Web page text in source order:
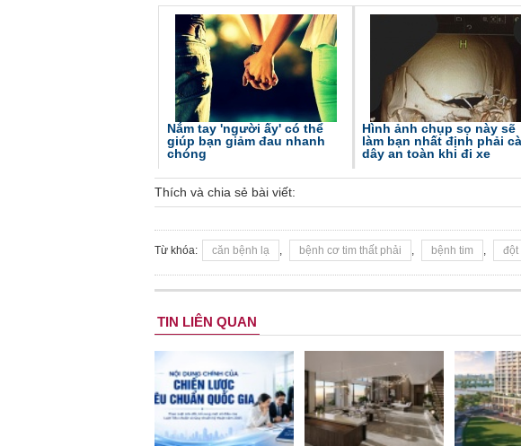
Nắm tay 'người ấy' có thể
giúp bạn giảm đau nhanh
chóng
Hình ảnh chụp sọ này sẽ
làm bạn nhất định phải
dây an toàn khi đi xe
Thích và chia sẻ bài viết:
Từ khóa: căn bệnh lạ bệnh cơ tim thất phải bệnh tim đột
TIN LIÊN QUAN